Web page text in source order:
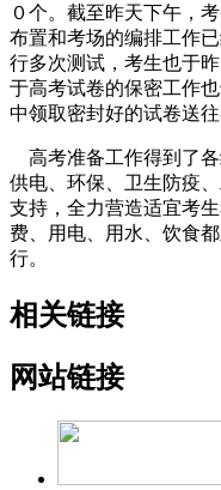
０个。截至昨天下午，
布置和考场的编排工作
行多次测试，考生也于
于高考试卷的保密工作
中领取密封好的试卷送往
高考准备工作得到了各
供电、环保、卫生防疫
支持，全力营造适宜考
费、用电、用水、饮食
行。
相关链接
网站链接